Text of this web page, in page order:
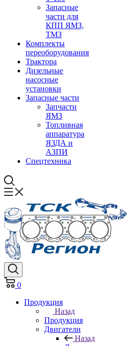
Запасные
части для
КПП ЯМЗ,
ТМЗ
Комплекты
переоборудования
Трактора
Дизельные
насосные
установки
Запасные части
Запчасти
ЯМЗ
Топливная
аппаратура
ЯЗДА и
АЗПИ
Спецтехника
0
Продукция
Назад
Продукция
Двигатели
Назад